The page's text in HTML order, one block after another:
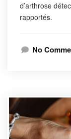
d’arthrose
rapportés.
No